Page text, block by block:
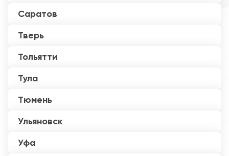
Саратов
Тверь
Тольятти
Тула
Тюмень
Ульяновск
Уфа